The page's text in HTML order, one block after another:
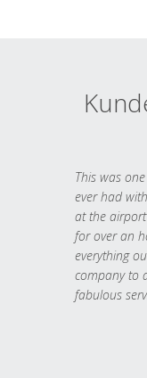
This was
ever had
at the
for over an
everything
company to
fabulous